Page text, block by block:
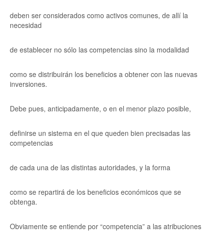
deben ser considerados como activos comunes, de allí la
necesidad
de establecer no sólo las competencias sino la modalidad
como se distribuirán los beneficios a obtener con las nuevas
inversiones.
Debe pues, anticipadamente, o en el menor plazo posible,
definirse un sistema en el que queden bien precisadas las
competencias
de cada una de las distintas autoridades, y la forma
como se repartirá de los beneficios económicos que se
obtenga.
Obviamente se entiende por “competencia” a las atribuciones